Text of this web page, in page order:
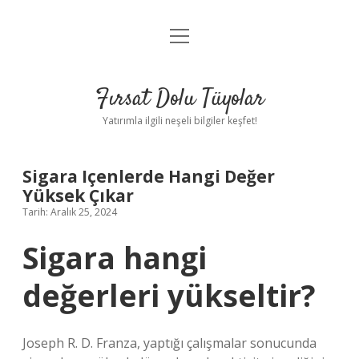
Gizlilik Politikası
Yasal Uyarı
menüyü
Fırsat Dolu Tüyolar
Yatırımla ilgili neşeli bilgiler keşfet!
Sigara Içenlerde Hangi Değer
Yüksek Çıkar
Tarih: Aralık 25, 2024
Sigara hangi
değerleri yükseltir?
Joseph R. D. Franza, yaptığı çalışmalar sonucunda